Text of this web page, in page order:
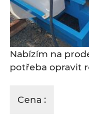
Nabízím na
potřeba opravit
Cena :